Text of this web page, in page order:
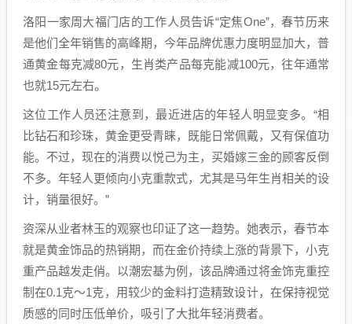
洛阳一家周大福门店的工作人员告诉“定焦One”，春节历来
是他们全年销售的高峰期，今年品牌优惠力度明显加大，普
通黄金每克减80元，生肖类产品每克能减100元，往年通常
也就15元左右。
这位工作人员还注意到，最近进店的年轻人明显变多。“相
比钻石和珍珠，黄金更受青睐，既能日常佩戴，又有保值功
能。不过，现在的消费以悦己为主，买婚嫁三金的顾客反倒
不多。年轻人更倾向小克重款式，尤其是马年生肖相关的设
计，销量很好。”
资深从业者林玉的观察也印证了这一趋势。她表示，春节本
就是黄金饰品的热销期，而在金价持续上涨的背景下，小克
重产品越发走俏。以潮宏基为例，该品牌通过将金饰克重控
制在0.1克～1克，用较少的金料打造精致设计，在保持视觉
质感的同时压低单价，吸引了大批年轻消费者。